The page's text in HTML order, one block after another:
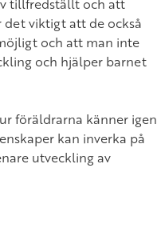
det viktigt att de också
och att man inte
och hjälper barnet
föräldrarna känner igen
kan inverka på
utveckling av